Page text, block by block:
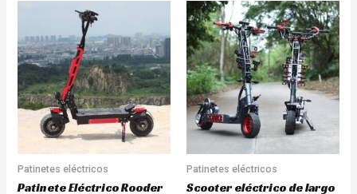
Patinetes eléctricos
Patinete Eléctrico Rooder
Patinetes eléctricos
Scooter eléctrico de largo